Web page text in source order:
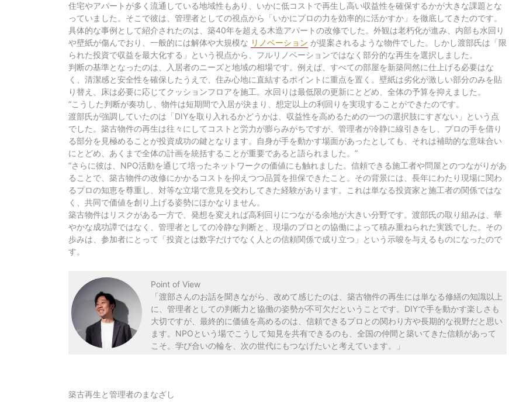
住宅やアパートが多く流通している地域性もあり、いかに低コストで再生し高い収益性を確保するかが大きな課題とな
っていました。そこで彼は、管理者としての視点から「いかにプロの力を効率的に活かすか」を徹底してきたのです。
具体的な事例として紹介されたのは、築40年を超える木造アパートの改修でした。外観は老朽化が進み、内部も水回り
や壁紙が傷んでおり、一般的には解体や大規模な リノベーション が提案されるような物件でした。しかし渡部氏は「限
られた投資で収益を最大化する」という視点から、フルリノベーションではなく部分的な再生を選択しました。
判断の基準となったのは、入居者のニーズと地域の相場です。例えば、すべての部屋を新築同然に仕上げる必要はな
く、清潔感と安全性を確保したうえで、住み心地に直結するポイントに重点を置く。壁紙は劣化が激しい部分のみを貼
り替え、床は必要に応じてクッションフロアを施工。水回りは最低限の更新にとどめ、全体の予算を抑えました。
“こうした判断が奏功し、物件は短期間で入居が決まり、想定以上の利回りを実現することができたのです。
渡部氏が強調していたのは「DIYを取り入れるかどうかは、収益性を高めるための一つの選択肢にすぎない」という点
でした。築古物件の再生は往々にしてコストと労力が膨らみがちですが、管理者が冷静に線引きをし、プロの手を借り
る部分を見極めることが投資成功の鍵となります。自身が手を動かす場面があったとしても、それは補助的な意味合い
にとどめ、あくまで全体の計画を統括することが重要であると語られました。”
“さらに彼は、NPO活動を通じて培ったネットワークの価値にも触れました。信頼できる施工者や問屋とのつながりがあ
ることで、築古物件の改修にかかるコストを抑えつつ品質を担保できたこと。その背景には、長年にわたり現場に関わ
るプロの知恵を尊重し、対等な立場で意見を交わしてきた経験があります。これは単なる投資家と施工者の関係ではな
く、共同で価値を創り上げる姿勢にほかなりません。
築古物件はリスクがある一方で、発想を変えれば高利回りにつながる余地が大きい分野です。渡部氏の取り組みは、華
やかな成功譚ではなく、管理者としての冷静な判断と、現場のプロとの協働によって積み重ねられた実践でした。その
歩みは、参加者にとって「投資とは数字だけでなく人との信頼関係で成り立つ」という示唆を与えるものになったので
す。
Point of View
「渡部さんのお話を聞きながら、改めて感じたのは、築古物件の再生には単なる修繕の知識以上
に、管理者としての判断力と協働の姿勢が不可欠だということです。DIYで手を動かす楽しさも
大切ですが、最終的に価値を高めるのは、信頼できるプロとの関わり方や長期的な視野だと思い
ます。NPOという場でこうして知見を共有できるのも、全国の仲間と築いてきた信頼があって
こそ。学び合いの輪を、次の世代にもつなげたいと考えています。」
築古再生と管理者のまなざし